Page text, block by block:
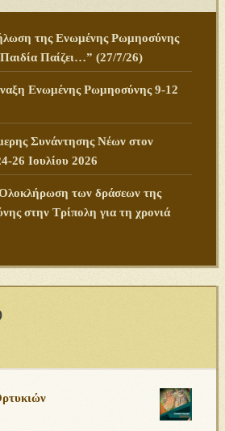
της Ενωμένης Ρωμηοσύνης
Παίζει…” (27/7/26)
Ενωμένης Ρωμηοσύνης 9-12
Συνάντησης Νέων στον
26 Ιουλίου 2026
των δράσεων της
στην Τρίπολη για τη χρονιά